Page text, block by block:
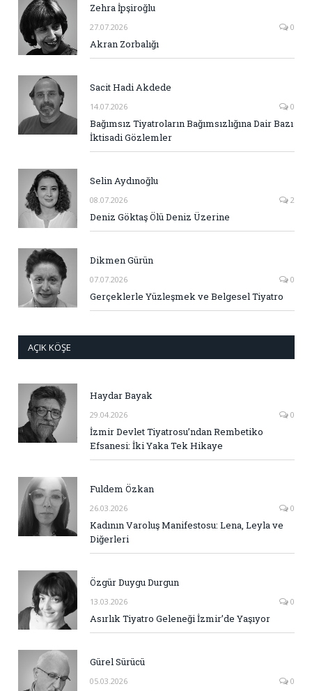
Zehra İpşiroğlu
27.07.2026 0
Akran Zorbalığı
Sacit Hadi Akdede
14.07.2026 0
Bağımsız Tiyatroların Bağımsızlığına Dair Bazı
İktisadi Gözlemler
Selin Aydınoğlu
08.07.2026 2
Deniz Göktaş Ölü Deniz Üzerine
Dikmen Gürün
07.07.2026 0
Gerçeklerle Yüzleşmek ve Belgesel Tiyatro
AÇIK KÖŞE
Haydar Bayak
29.04.2026 0
İzmir Devlet Tiyatrosu’ndan Rembetiko
Efsanesi: İki Yaka Tek Hikaye
Fuldem Özkan
26.03.2026 0
Kadının Varoluş Manifestosu: Lena, Leyla ve
Diğerleri
Özgür Duygu Durgun
13.03.2026 0
Asırlık Tiyatro Geleneği İzmir’de Yaşıyor
Gürel Sürücü
05.03.2026 0